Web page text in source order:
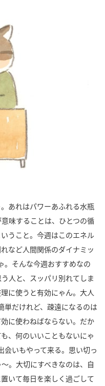
あれはパワーあふれる水瓶
味することは、ひとつの循
うこと。今週はこのエネル
など人間関係のダイナミッ
。そんな今週おすすめなの
人と、スッパリ別れてしま
に使うと有効にゃん。大人
単だけれど、疎遠になるのは
に使わねばならない。だか
、何のいいこともないにゃ
会いもやって来る。思い切っ
。大切にすべきなのは、自
いて毎日を楽しく過ごして